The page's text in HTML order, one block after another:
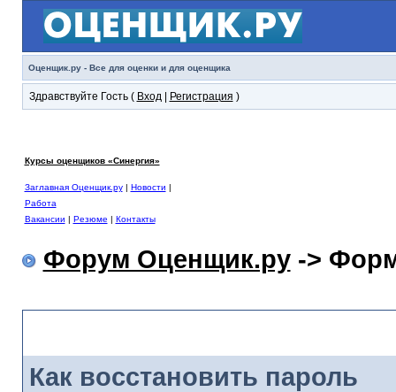
Оценщик.ру - Все для оценки и для оценщика
Здравствуйте Гость ( Вход| Регистрация )
Курсы оценщиков «Синергия»
Заглавная Оценщик.ру| Новости |
Работа
Вакансии | Резюме | Контакты
Форум Оценщик.ру->
Как восстановить пароль